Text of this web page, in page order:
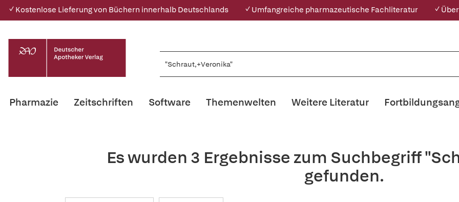
✓ Kostenlose Lieferung von Büchern innerhalb Deutschlands ✓ Umfangreiche pharmazeutische Fachliteratur ✓
Pharmazie Zeitschriften Software Themenwelten Weitere Literatur
Es wurden 3 Ergebnisse zum Suchbegriff
gefunden.